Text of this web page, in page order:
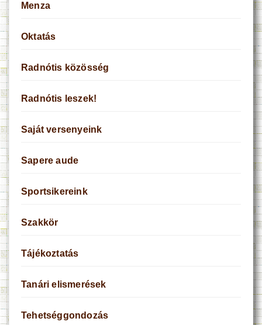
Menza
Oktatás
Radnótis közösség
Radnótis leszek!
Saját versenyeink
Sapere aude
Sportsikereink
Szakkör
Tájékoztatás
Tanári elismerések
Tehetséggondozás